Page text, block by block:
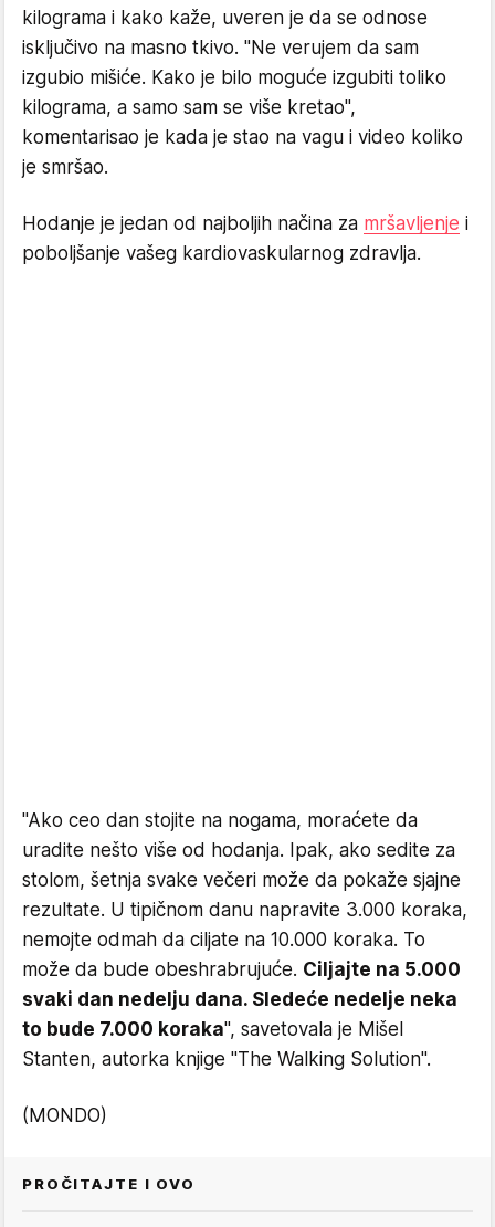
kilograma i kako kaže, uveren je da se odnose
isključivo na masno tkivo. "Ne verujem da sam
izgubio mišiće. Kako je bilo moguće izgubiti toliko
kilograma, a samo sam se više kretao",
komentarisao je kada je stao na vagu i video koliko
je smršao.
Hodanje je jedan od najboljih načina za mršavljenje i
poboljšanje vašeg kardiovaskularnog zdravlja.
"Ako ceo dan stojite na nogama, moraćete da
uradite nešto više od hodanja. Ipak, ako sedite za
stolom, šetnja svake večeri može da pokaže sjajne
rezultate. U tipičnom danu napravite 3.000 koraka,
nemojte odmah da ciljate na 10.000 koraka. To
može da bude obeshrabrujuće. Ciljajte na 5.000
svaki dan nedelju dana. Sledeće nedelje neka
to bude 7.000 koraka", savetovala je Mišel
Stanten, autorka knjige "The Walking Solution".
(MONDO)
PROČITAJTE I OVO